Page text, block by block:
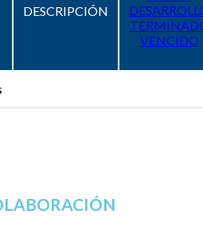
DESCRIPCIÓN
VENCIDO